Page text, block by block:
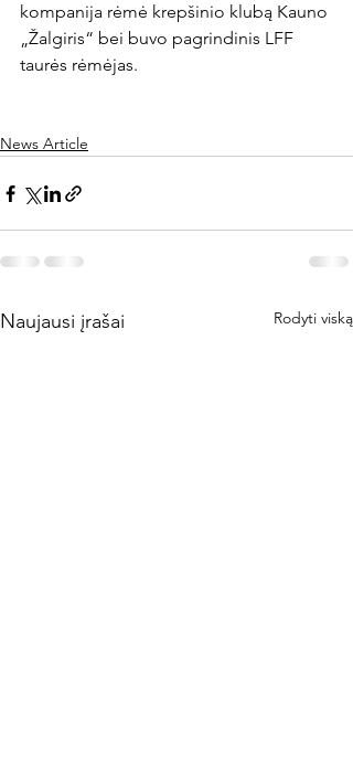
kompanija rėmė krepšinio klubą Kauno
„Žalgiris“ bei buvo pagrindinis LFF
taurės rėmėjas.
News Article
Naujausi įrašai Rodyti viską